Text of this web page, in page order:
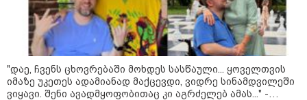
კატეგორიის ყველა სიახლე
"დაე, ჩვენს ცხოვრებაში მოხდეს სასწაული... ყოველთვის
იმაზე უკეთეს ადამიანად მაქცევდი, ვიდრე სინამდვილეში
ვიყავი. შენი ავადმყოფობითაც კი აგრძელებ ამას..." -